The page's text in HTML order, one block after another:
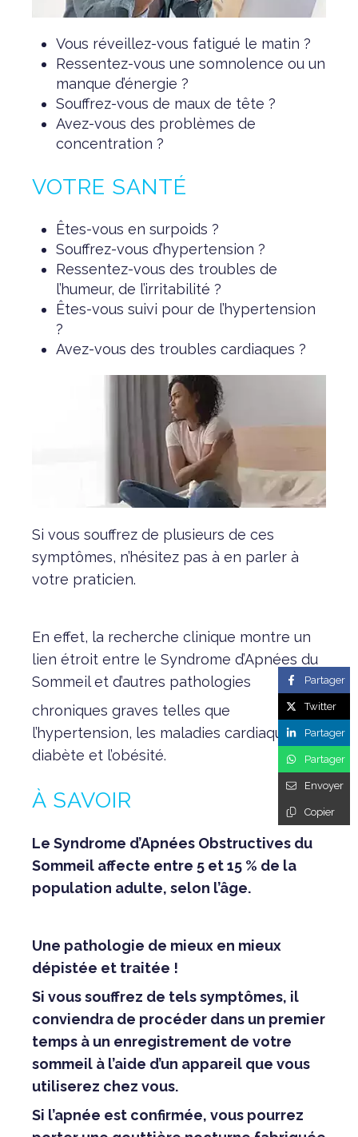
Vous réveillez-vous fatigué le matin ?
Ressentez-vous une somnolence ou un
manque d’énergie ?
Souffrez-vous de maux de tête ?
Avez-vous des problèmes de
concentration ?
VOTRE SANTÉ
Êtes-vous en surpoids ?
Souffrez-vous d’hypertension ?
Ressentez-vous des troubles de
l’humeur, de l’irritabilité ?
Êtes-vous suivi pour de l’hypertension
?
Avez-vous des troubles cardiaques ?
Si vous souffrez de plusieurs de ces
symptômes, n’hésitez pas à en parler à
votre praticien.
En effet, la recherche clinique montre un
lien étroit entre le Syndrome d’Apnées du
Sommeil et d’autres pathologies
chroniques graves telles que
l’hypertension, les maladies cardiaques, le
diabète et l’obésité.
À SAVOIR
Le Syndrome d’Apnées Obstructives du
Sommeil affecte entre 5 et 15 % de la
population adulte, selon l’âge.
Une pathologie de mieux en mieux
dépistée et traitée !
Si vous souffrez de tels symptômes, il
conviendra de procéder dans un premier
temps à un enregistrement de votre
sommeil à l’aide d’un appareil que vous
utiliserez chez vous.
Si l’apnée est confirmée, vous pourrez
Partager
Twitter
Partager
Partager
Envoyer
Copier